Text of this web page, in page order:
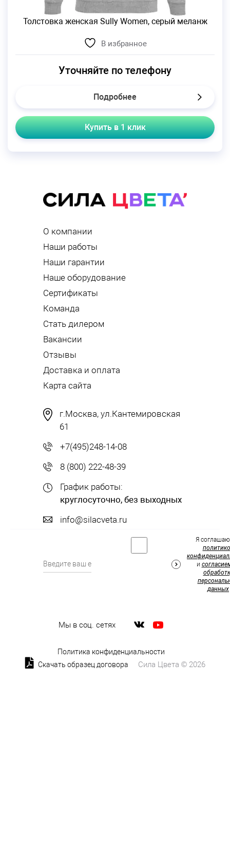
Толстовка женская Sully Women, серый меланж
В избранное
Уточняйте по телефону
Подробнее
Купить в 1 клик
О компании
Наши работы
Наши гарантии
Наше оборудование
Сертификаты
Команда
Стать дилером
Вакансии
Отзывы
Доставка и оплата
Карта сайта
г.Москва, ул.Кантемировская
61
+7(495)248-14-08
8 (800) 222-48-39
График работы:
круглосуточно, без выходных
info@silacveta.ru
Мы в соц. сетях
Я
и
данных
Политика конфиденциальности
Скачать образец договора
Сила Цвета © 2026